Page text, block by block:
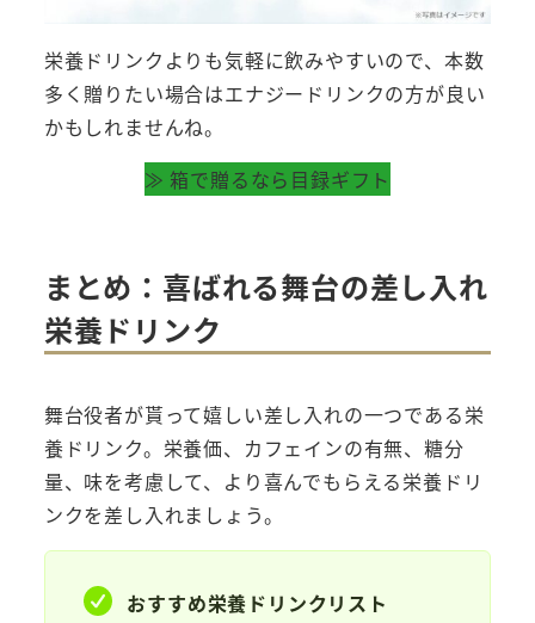
栄養ドリンクよりも気軽に飲みやすいので、本数
多く贈りたい場合はエナジードリンクの方が良い
かもしれませんね。
≫ 箱で贈るなら目録ギフト
まとめ：喜ばれる舞台の差し入れ
栄養ドリンク
舞台役者が貰って嬉しい差し入れの一つである栄
養ドリンク。栄養価、カフェインの有無、糖分
量、味を考慮して、より喜んでもらえる栄養ドリ
ンクを差し入れましょう。
おすすめ栄養ドリンクリスト